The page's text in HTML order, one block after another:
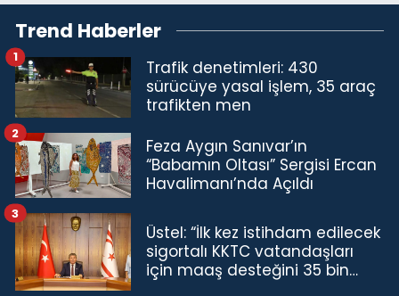
Trend Haberler
Trafik denetimleri: 430
sürücüye yasal işlem, 35 araç
trafikten men
1
Feza Aygın Sanıvar’ın
“Babamın Oltası” Sergisi Ercan
Havalimanı’nda Açıldı
2
Üstel: “İlk kez istihdam edilecek
sigortalı KKTC vatandaşları
için maaş desteğini 35 bin
3